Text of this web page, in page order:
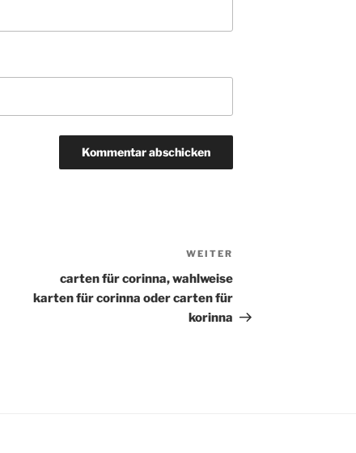
WEITER
carten für corinna, wahlweise
karten für corinna oder carten für
korinna